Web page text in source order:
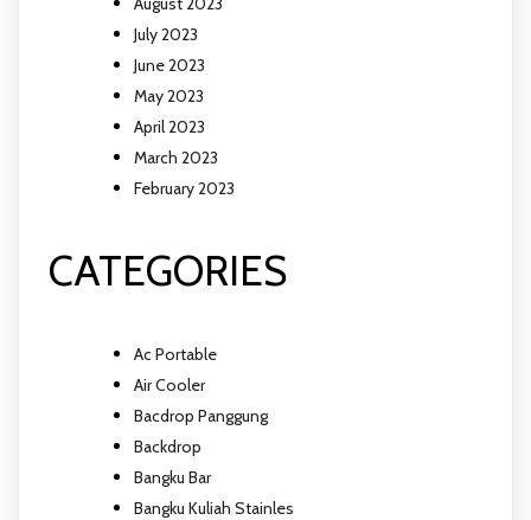
July 2023
June 2023
May 2023
April 2023
March 2023
February 2023
CATEGORIES
Ac Portable
Air Cooler
Bacdrop Panggung
Backdrop
Bangku Bar
Bangku Kuliah Stainles